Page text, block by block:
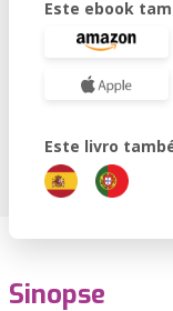
Este ebook
Este livro
Sinopse